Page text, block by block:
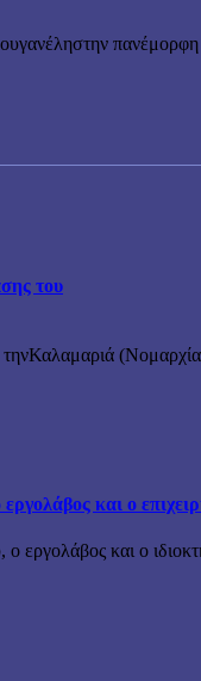
πανέμορφη
του
τηνΚαλαμαριά
και ο
εργολάβος και ο